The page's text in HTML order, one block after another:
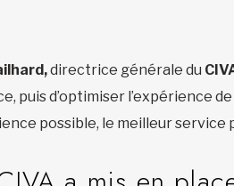
directrice générale du
d’optimiser l’expérience
possible, le meilleur service